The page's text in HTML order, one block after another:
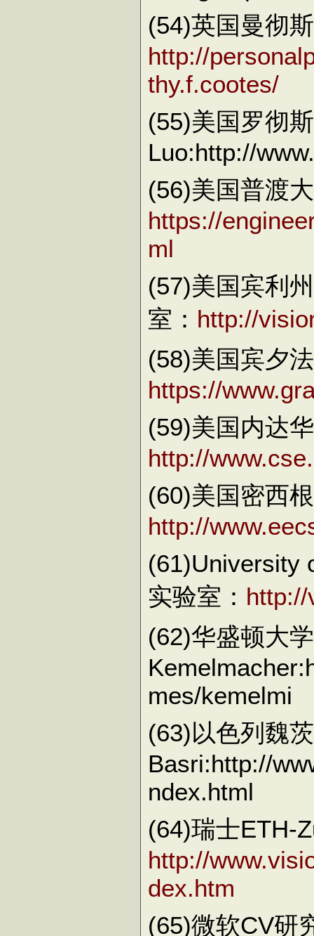
(54)英国曼彻
http://
thy.f.cootes/
(55)美国罗彻
Luo:http://
(56)美国普渡
https://
ml
(57)美国宾利
室： http://
(58)美国宾夕
https://
(59)美国内达
http://
(60)美国密西
http://
(61)University
实验室：
(62)华盛顿大
mes/kemelmi
(63)以色列魏
Basri:http://
ndex.html
(64)瑞士ETH-
http://
dex.htm
(65)微软CV研